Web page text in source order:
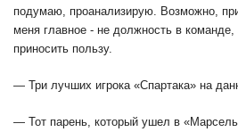
подумаю, проанализирую. Возможно,
меня главное - не должность в команде,
приносить пользу.
— Три лучших игрока «Спартака» на
— Тот парень, который ушел в